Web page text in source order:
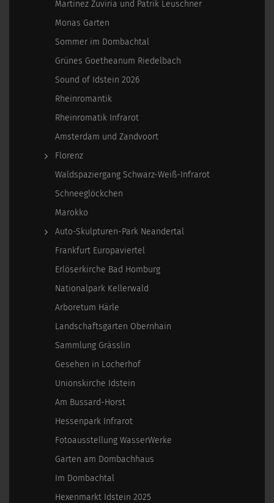
Martinez Zuviria und Patrik Leuschner
Monas Garten
Sommer im Dombachtal
Grünes Goetheanum Riedelbach
Sound of Idstein 2026
Rheinromantik
Rheinromatik Infrarot
Amsterdam und Zandvoort
Florenz
Waldspaziergang Schwarz-Weiß-Infrarot
Schneeglöckchen
Marokko
Auto-Skulpturen-Park Neandertal
Frankfurt Europaviertel
Erlöserkirche Bad Homburg
Nationalpark Kellerwald
Arboretum Härle
Landschaftsgarten Obernhain
Sammlung Grässlin
Gesehen in Locherhof
Unionskirche Idstein
Am Bussard-Horst
Hessenpark Infrarot
Fotoausstellung WasserWerke
Garten am Dombachhaus
Im Dombachtal
Hexenmarkt Idstein 2025